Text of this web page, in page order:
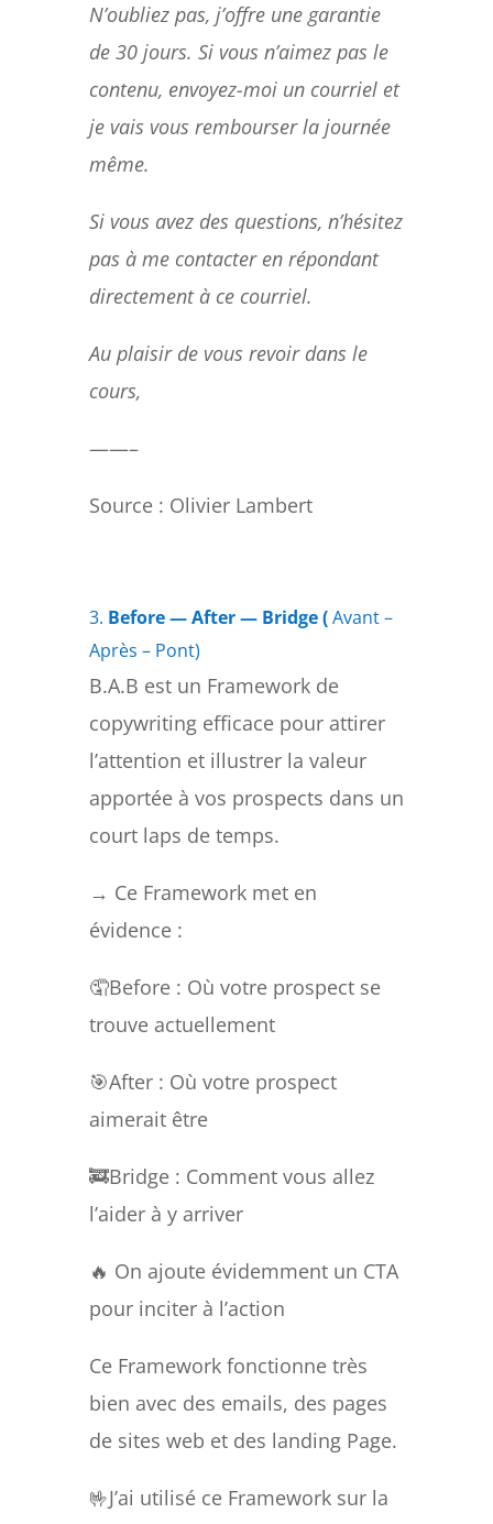
N’oubliez pas, j’offre une garantie
de 30 jours. Si vous n’aimez pas le
contenu, envoyez-moi un courriel et
je vais vous rembourser la journée
même.
Si vous avez des questions, n’hésitez
pas à me contacter en répondant
directement à ce courriel.
Au plaisir de vous revoir dans le
cours,
——–
Source : Olivier Lambert
3. Before — After — Bridge (Avant –
Après – Pont)
B.A.B est un Framework de
copywriting efficace pour attirer
l’attention et illustrer la valeur
apportée à vos prospects dans un
court laps de temps.
→ Ce Framework met en
évidence :
🤦Before : Où votre prospect se
trouve actuellement
🎯After : Où votre prospect
aimerait être
🚒Bridge : Comment vous allez
l’aider à y arriver
🔥 On ajoute évidemment un CTA
pour inciter à l’action
Ce Framework fonctionne très
bien avec des emails, des pages
de sites web et des landing Page.
🤟J’ai utilisé ce Framework sur la